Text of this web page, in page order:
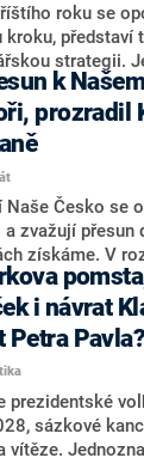
roku se
kroku, představí
strategii.
populace, řekl
lidovců
volbách
o níž
mluví jako o
nechodí do
odpověděl
prozradil
Naše Česko se
zvažují přesun
získáme. V
řekl zakladatel
Konkrétní
senátora
klubu ODS a
redakci
senátorů z
soupeř.
i návrat
Petra Pavla?
prezidentské
sázkové
vítěze.